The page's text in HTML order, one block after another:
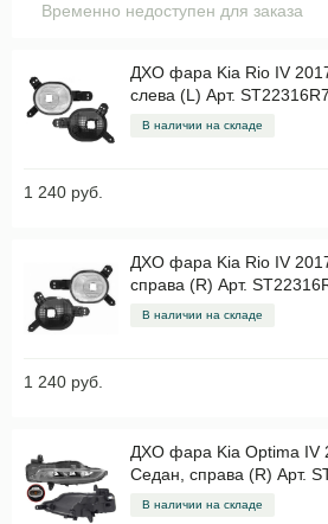
Временно недоступен для заказа
ДХО фара Kia Rio IV 2017-2020 Седан,
слева (L) Арт.
В наличии на складе
1 240 руб.
ДХО фара Kia Rio IV 2017-2020 Седан,
справа (R) Арт.
В наличии на складе
1 240 руб.
ДХО фара Kia Optima IV 2018-2020 FL
Седан, справа (R) Арт.
В наличии на складе